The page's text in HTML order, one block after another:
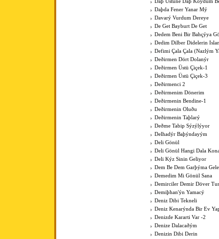
Daþ Üstüne Daþ Koydum
Daþda Fener Yanar Mý
Davarý Vurdum Dereye
De Get Bayburt De Get
Dedem Beni Bir Bahçýya
Dedim Dilber Didelerin
Defimi Çala Çala (Nazlým
Deðirmen Dört Dolanýr
Deðirmen Üstü Çiçek-1
Deðirmen Üstü Çiçek-3
Deðirmenci 2
Deðirmenim Dönerim
Deðirmenin Bendine-1
Deðirmenin Oluðu
Deðirmenin Taþlarý
Deðme Tabip Sýzýlýyor
Delhadýr Baþýndayým
Deli Gönül
Deli Gönül Hangi Dala
Deli Kýz Sinin Geliyor
Dem Be Dem Garþýma
Demedim Mi Gönül Sana
Demirciler Demir Döver
Demiþhan'ýn Yamacý
Deniz Dibi Tekneli
Deniz Kenarýnda Bir Ev
Denizde Kararti Var -2
Denize Dalacaðým
Denizin Dibi Derin